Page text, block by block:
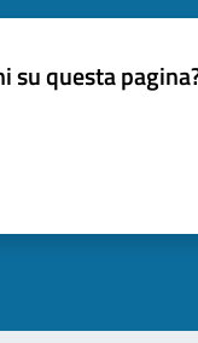
su questa